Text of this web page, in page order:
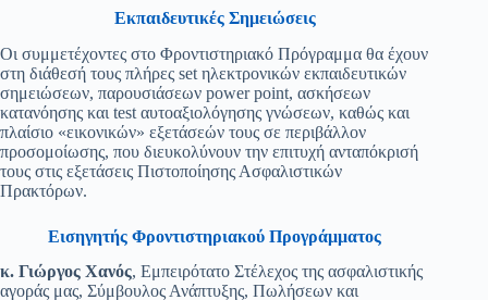
Εκπαιδευτικές Σημειώσεις
Οι συμμετέχοντες στο Φροντιστηριακό Πρόγραμμα θα έχουν
στη διάθεσή τους πλήρες set ηλεκτρονικών εκπαιδευτικών
σημειώσεων, παρουσιάσεων power point, ασκήσεων
κατανόησης και test αυτοαξιολόγησης γνώσεων, καθώς και
πλαίσιο «εικονικών» εξετάσεών τους σε περιβάλλον
προσομοίωσης, που διευκολύνουν την επιτυχή ανταπόκρισή
τους στις εξετάσεις Πιστοποίησης Ασφαλιστικών
Πρακτόρων.
Εισηγητής Φροντιστηριακού Προγράμματος
κ. Γιώργος Χανός, Εμπειρότατο Στέλεχος της ασφαλιστικής
αγοράς μας, Σύμβουλος Ανάπτυξης, Πωλήσεων και